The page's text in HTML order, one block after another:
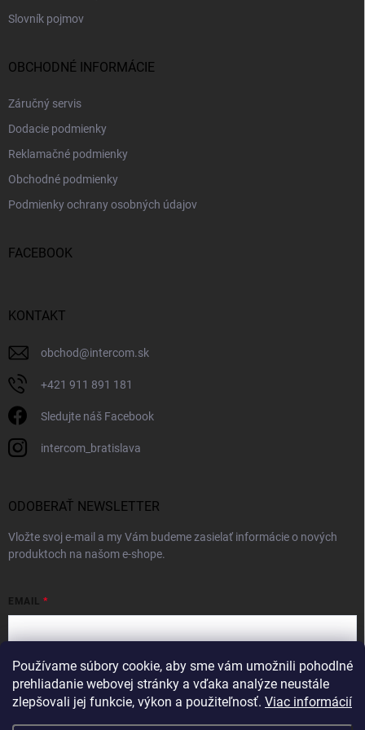
Používame súbory cookie, aby sme vám umožnili pohodlné
prehliadanie webovej stránky a vďaka analýze neustále
zlepšovali jej funkcie, výkon a použiteľnosť. Viac informácií
Slovník pojmov
OBCHODNÉ INFORMÁCIE
Záručný servis
Dodacie podmienky
Reklamačné podmienky
Obchodné podmienky
Podmienky ochrany osobných údajov
FACEBOOK
KONTAKT
obchod@intercom.sk
+421 911 891 181
Sledujte náš Facebook
intercom_bratislava
ODOBERAŤ NEWSLETTER
Vložte svoj e-mail a my Vám budeme zasielať informácie o nových
produktoch na našom e-shope.
EMAIL
Vložením e-mailu súhlasíte spodmienkami ochrany osobných údajov
Prihlásiť sa